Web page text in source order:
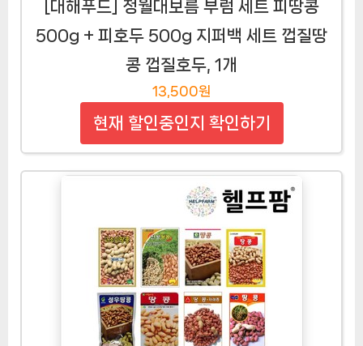
[대해푸드] 정월대보름 부럼 세트 피땅콩
500g + 피호두 500g 지퍼백 세트 껍질땅
콩 껍질호두, 1개
13,500원
현재 할인중인지 확인하기